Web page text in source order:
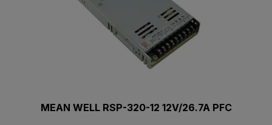
MEAN WELL RSP-320-12 12V/26.7A PFC